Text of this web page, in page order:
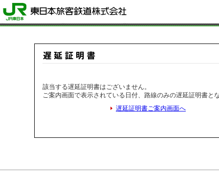
該当する遅延証明書はございません。
ご案内画面で表示されている日付、路線のみの遅延証明書と
遅延証明書ご案内画面へ